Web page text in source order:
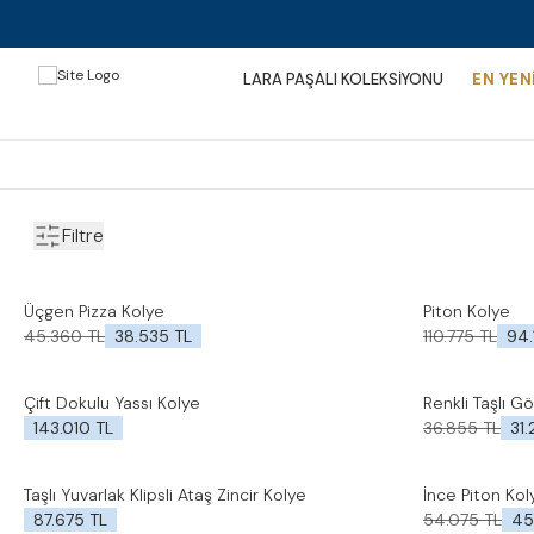
LARA PAŞALI KOLEKSİYONU EN
Filtre
%15İndirim
Favorilere Ekle
Üçgen Pizza Kolye
45.360TL 38.535 TL
%15İndirim
Favorilere
Piton Kolye
110.775TL
Yeni
Favorilere Ekle
Çift Dokulu Yassı Kolye
143.010 TL
%15İndirim
Favorilere
Renkli Taşlı
36.855TL
Yeni
Favorilere Ekle
Taşlı Yuvarlak Klipsli Ataş Zincir Kolye
87.675 TL
%15İndirim
Favorilere
İnce Piton
54.075TL